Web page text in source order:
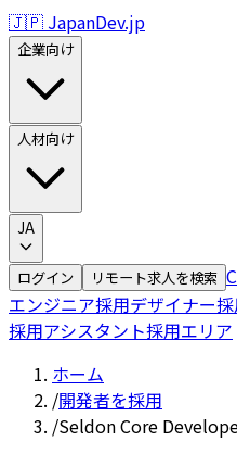
🇯🇵 JapanDev.jp
企業向け
人材向け
JA
ログイン リモート求人を検索
エンジニア採用デザイナー
採用アシスタント採用エリア
ホーム
/開発者を採用
/Seldon Core